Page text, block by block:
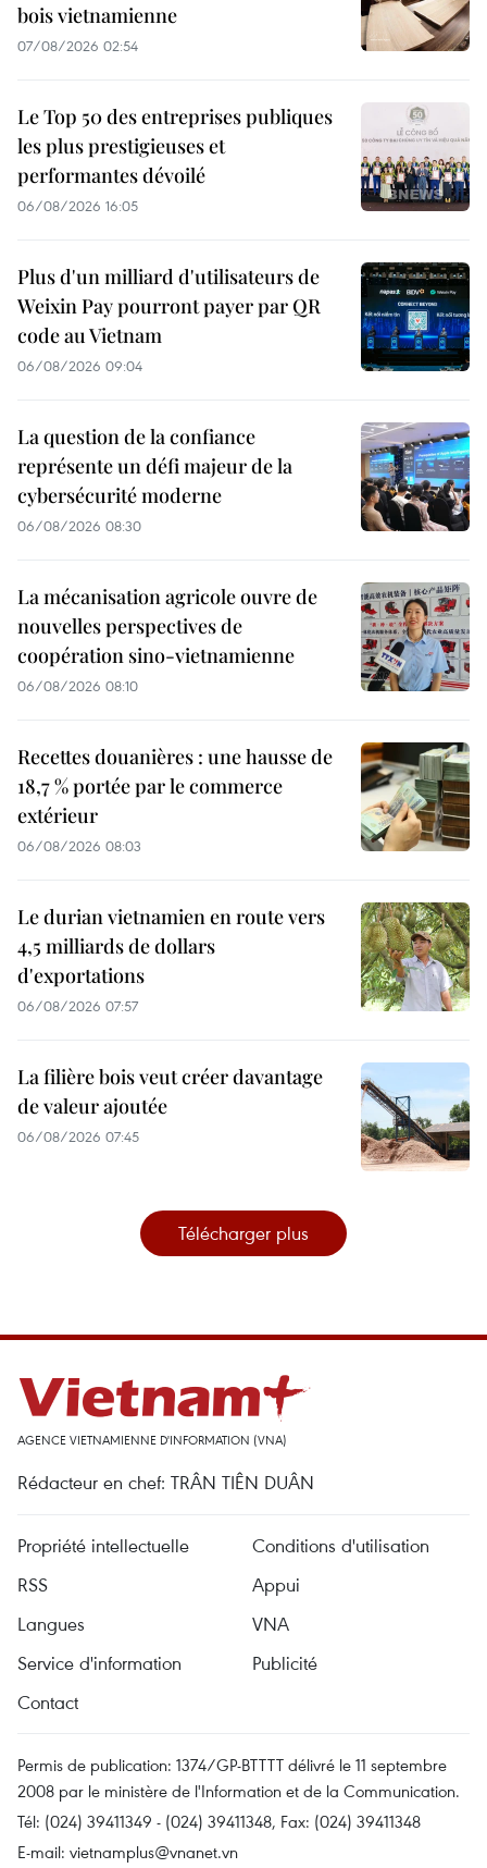
bois vietnamienne
07/08/2026 02:54
Le Top 50 des entreprises publiques
les plus prestigieuses et
performantes dévoilé
06/08/2026 16:05
Plus d'un milliard d'utilisateurs de
Weixin Pay pourront payer par QR
code au Vietnam
06/08/2026 09:04
La question de la confiance
représente un défi majeur de la
cybersécurité moderne
06/08/2026 08:30
La mécanisation agricole ouvre de
nouvelles perspectives de
coopération sino-vietnamienne
06/08/2026 08:10
Recettes douanières : une hausse de
18,7 % portée par le commerce
extérieur
06/08/2026 08:03
Le durian vietnamien en route vers
4,5 milliards de dollars
d'exportations
06/08/2026 07:57
La filière bois veut créer davantage
de valeur ajoutée
06/08/2026 07:45
Télécharger plus
AGENCE VIETNAMIENNE D'INFORMATION (VNA)
Rédacteur en chef: TRÂN TIÊN DUÂN
Propriété intellectuelle
Conditions d'utilisation
RSS
Appui
Langues
VNA
Service d'information
Publicité
Contact
Permis de publication: 1374/GP-BTTTT délivré le 11 septembre
2008 par le ministère de l'Information et de la Communication.
Tél: (024) 39411349 - (024) 39411348, Fax: (024) 39411348
E-mail: vietnamplus@vnanet.vn